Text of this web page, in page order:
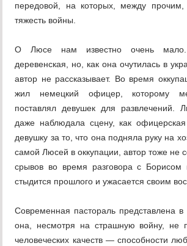
передовой, на которых, между прочим,
тяжесть войны.
О Люсе нам известно очень
деревенская, но, как она очутилась в
автор не рассказывает. Во время
жил немецкий офицер, которому
поставлял девушек для развлечений.
даже наблюдала сцену, как офицерская
девушку за то, что она подняла руку на
самой Люсей в оккупации, автор тоже не
срывов во время разговора с Борисом
стыдится прошлого и ужасается своим
Современная пастораль представлена в
она, несмотря на страшную войну, не
человеческих качеств — способности